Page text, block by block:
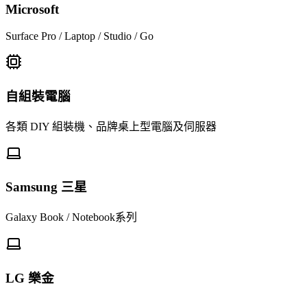
Microsoft
Surface Pro / Laptop / Studio / Go
自組裝電腦
各類 DIY 組裝機、品牌桌上型電腦及伺服器
Samsung 三星
Galaxy Book / Notebook系列
LG 樂金